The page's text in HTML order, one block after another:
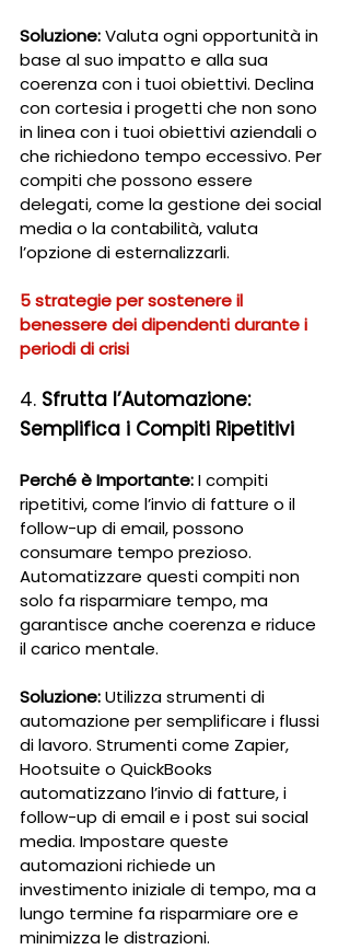
Soluzione: Valuta ogni opportunità in
base al suo impatto e alla sua
coerenza con i tuoi obiettivi. Declina
con cortesia i progetti che non sono
in linea con i tuoi obiettivi aziendali o
che richiedono tempo eccessivo. Per
compiti che possono essere
delegati, come la gestione dei social
media o la contabilità, valuta
l’opzione di esternalizzarli.
5 strategie per sostenere il
benessere dei dipendenti durante i
periodi di crisi
4. Sfrutta l’Automazione:
Semplifica i Compiti Ripetitivi
Perché è Importante: I compiti
ripetitivi, come l’invio di fatture o il
follow-up di email, possono
consumare tempo prezioso.
Automatizzare questi compiti non
solo fa risparmiare tempo, ma
garantisce anche coerenza e riduce
il carico mentale.
Soluzione: Utilizza strumenti di
automazione per semplificare i flussi
di lavoro. Strumenti come Zapier,
Hootsuite o QuickBooks
automatizzano l’invio di fatture, i
follow-up di email e i post sui social
media. Impostare queste
automazioni richiede un
investimento iniziale di tempo, ma a
lungo termine fa risparmiare ore e
minimizza le distrazioni.